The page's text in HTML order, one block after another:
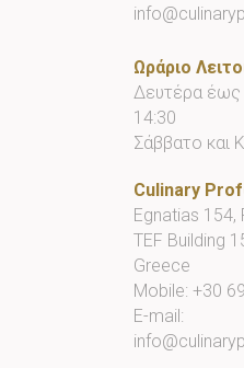
Ωράριο
Δευτέρα έως
14:30
Σάββατο και
Culinary
Egnatias 154,
TEF Building
Greece
Mobile: +30
E-mail: